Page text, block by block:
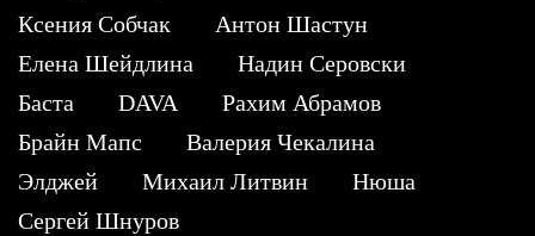
Ксения Собчак
Антон Шастун
Елена Шейдлина
Надин Серовски
Баста
DAVA
Рахим Абрамов
Брайн Мапс
Валерия Чекалина
Элджей
Михаил Литвин
Нюша
Сергей Шнуров